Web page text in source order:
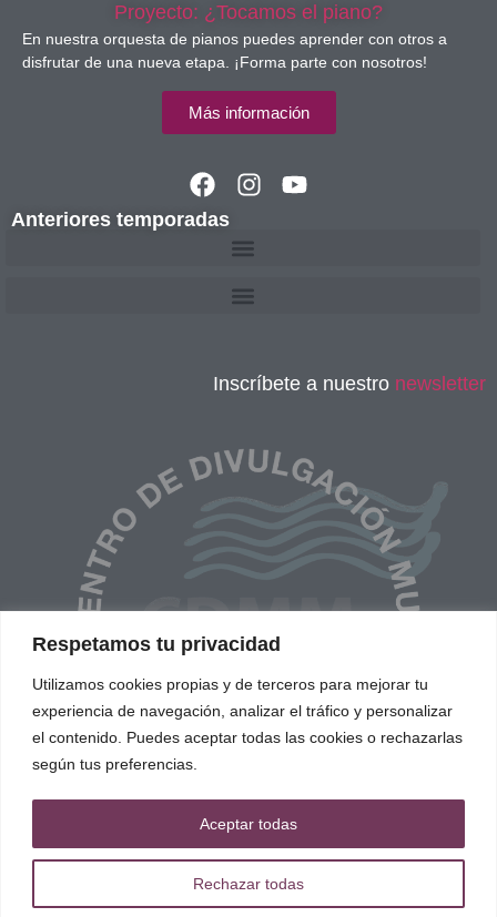
Respetamos tu privacidad
Utilizamos cookies propias y de terceros para mejorar tu
experiencia de navegación, analizar el tráfico y personalizar
el contenido. Puedes aceptar todas las cookies o rechazarlas
según tus preferencias.
Rechazar todas
Aceptar todas
Proyecto: ¿Tocamos el piano?
En nuestra orquesta de pianos puedes aprender con otros a
disfrutar de una nueva etapa. ¡Forma parte con nosotros!
Más información
Anteriores temporadas
Inscríbete a nuestro newsletter